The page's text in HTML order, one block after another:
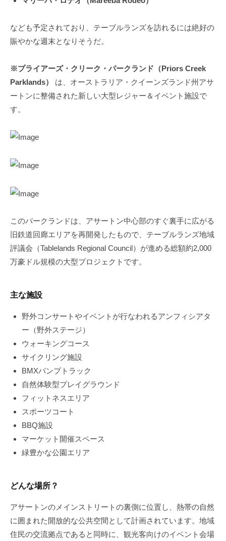
なども予定されており、テーブルランズを訪れるには絶好の
賑やかな週末となりそうだ。
※プライアーズ・クリーク・パークランド（Priors Creek
Parklands）
は、オーストラリア・クイーンズランド州アサ
ートンに整備された新しい大型レジャー＆イベント施設で
す。
このパークランドは、アサートン中心部のすぐ裏手に広がる
旧鉄道回廊エリアを再開発したもので、テーブルランズ地域
評議会（Tablelands Regional Council）が進める総額約2,000
万豪ドル規模の大型プロジェクトです。
主な施設
野外コンサートやイベントが行なわれるアンフィシアタ
ー（野外ステージ）
ウォーキングコース
サイクリング施設
BMXパンプトラック
自然体験型プレイグラウンド
フィットネスエリア
スポーツコート
BBQ施設
マーケット開催スペース
緑豊かな公園エリア
どんな場所？
アサートンのメインストリートの裏側に位置し、熱帯の自然
に囲まれた開放的な公共空間として計画されています。地域
住民の交流拠点であると同時に、観光客向けのイベント会場